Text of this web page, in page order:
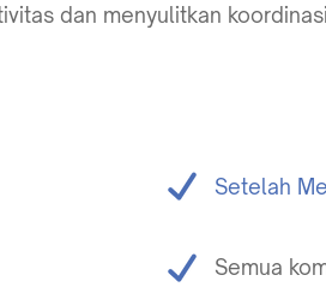
dan menyulitkan
Setelah
Semua